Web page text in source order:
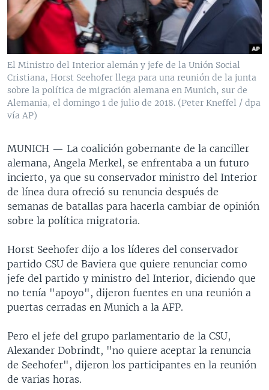
VENEZUELA
BRASIL
NICARAGUA
ECONOMÍA
ENTRETENIMIENTO Y CULTURA
TECNOLOGÍA
DEPORTES
CIENCIA Y SALUD
MULTIMEDIA
VIDEOS
FOTOGRAFÍA
AUDIOS
PROGRAMAS TV
EL MUNDO AL DÍA
FORO INTERAMERICANO
VISIÓN 360
LAS CLAVES
RADIO
AVANCE INFORMATIVO
AUDIONOTICIAS
BUENOS DÍAS AMÉRICA
EL MUNDO AL DÍA [RADIO]
FORO [RADIO]
DEPORTIVO INTERNACIONAL
NOTA ECONÓMICA
ENTRETENIMIENTO
DIRECT
DOCUMENTALES DE LA VOA
SÍGANOS
Idiomas
El Ministro del Interior alemán y jefe de la Unión Social
Cristiana, Horst Seehofer llega para una reunión de la junta
sobre la política de migración alemana en Munich, sur de
Alemania, el domingo 1 de julio de 2018. (Peter Kneffel / dpa
vía AP)
MUNICH — La coalición gobernante de la canciller
alemana, Angela Merkel, se enfrentaba a un futuro
incierto, ya que su conservador ministro del Interior
de línea dura ofreció su renuncia después de
semanas de batallas para hacerla cambiar de opinión
sobre la política migratoria.
Horst Seehofer dijo a los líderes del conservador
partido CSU de Baviera que quiere renunciar como
jefe del partido y ministro del Interior, diciendo que
no tenía "apoyo", dijeron fuentes en una reunión a
puertas cerradas en Munich a la AFP.
Pero el jefe del grupo parlamentario de la CSU,
Alexander Dobrindt, "no quiere aceptar la renuncia
de Seehofer", dijeron los participantes en la reunión
de varias horas.